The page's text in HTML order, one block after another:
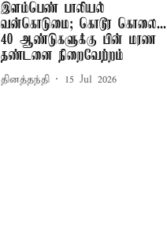
இளம்பெண் பாலியல்
வன்கொடுமை; கொடூர கொலை...
40 ஆண்டுகளுக்கு பின் மரண
தண்டனை நிறைவேற்றம்
தினத்தந்தி 15 Jul 2026